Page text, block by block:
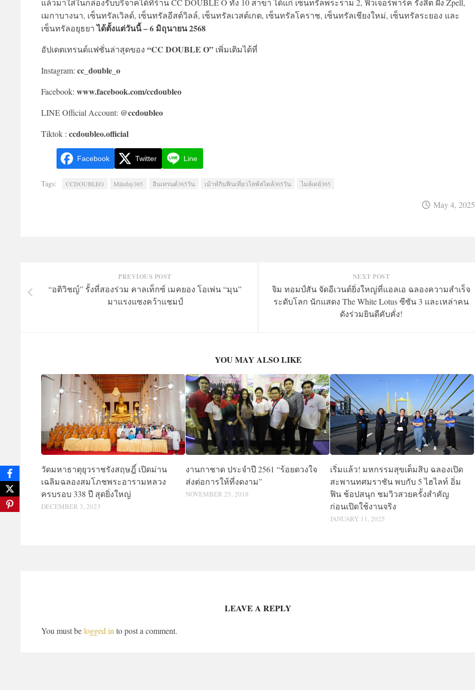
แล้วมาใส่ในกล่องรับบริจาคได้ที่ร้าน CC DOUBLE O ทั้ง 10 สาขา ได้แก่ เซ็นทรัลพระราม 2, ฟิวเจอร์พาร์ค รังสิต ฝั่ง Zpell,
เมกาบางนา, เซ็นทรัลเวิลด์, เซ็นทรัลอีสต์วิลล์, เซ็นทรัลเวสต์เกต, เซ็นทรัลโคราช, เซ็นทรัลเชียงใหม่, เซ็นทรัลระยอง และ
เซ็นทรัลอยุธยาได้ตั้งแต่วันนี้ – 6 มิถุนายน 2568
อัปเดตเทรนด์แฟชั่นล่าสุดของ “CC DOUBLE O” เพิ่มเติมได้ที่
Instagram: cc_double_o
Facebook: www.facebook.com/ccdoubleo
LINE Official Account: @ccdoubleo
Tiktok : ccdoubleo.official
Facebook Twitter Line
Tags: CCDOUBLEO Mileday365 อินเทรนด์365วัน เม้าท์กินฟินเที่ยวไลฟ์สไตล์365วัน ไมล์เดย์365
May 4, 2025
NEXT POST
จิม ทอมป์สัน จัดอีเวนต์ยิ่งใหญ่ที่แอลเอ ฉลองความสำเร็จ
ระดับโลก นักแสดง The White Lotus ซีซัน 3 และเหล่าคน
ดังร่วมยินดีคับคั่ง!
PREVIOUS POST
“อติวิชญ์” รั้งที่สองร่วม คาลเท็กซ์ เมคยอง โอเพ่น “มุน”
มาแรงแซงคว้าแชมป์
YOU MAY ALSO LIKE
วัดมหาธาตุยุวราชรังสฤษฎิ์ เปิดม่าน
เฉลิมฉลองสมโภชพระอารามหลวง
ครบรอบ 338 ปี สุดยิ่งใหญ่
DECEMBER 3, 2023
งานกาชาด ประจำปี 2561 “ร้อยดวงใจ
ส่งต่อการให้ที่งดงาม”
NOVEMBER 25, 2018
เริ่มแล้ว! มหกรรมสุขเต็มสิบ ฉลองเปิด
สะพานทศมราชัน พบกับ 5 ไฮไลท์ อิ่ม
ฟิน ช้อปสนุก ชมวิวสวยครั้งสำคัญ
ก่อนเปิดใช้งานจริง
JANUARY 11, 2025
LEAVE A REPLY
You must belogged into post a comment.